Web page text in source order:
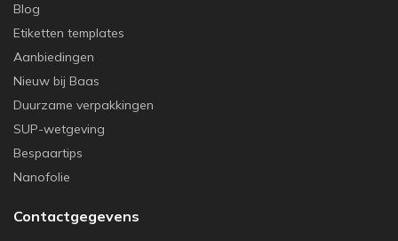
Blog
Etiketten templates
Aanbiedingen
Nieuw bij Baas
Duurzame verpakkingen
SUP-wetgeving
Bespaartips
Nanofolie
Contactgegevens